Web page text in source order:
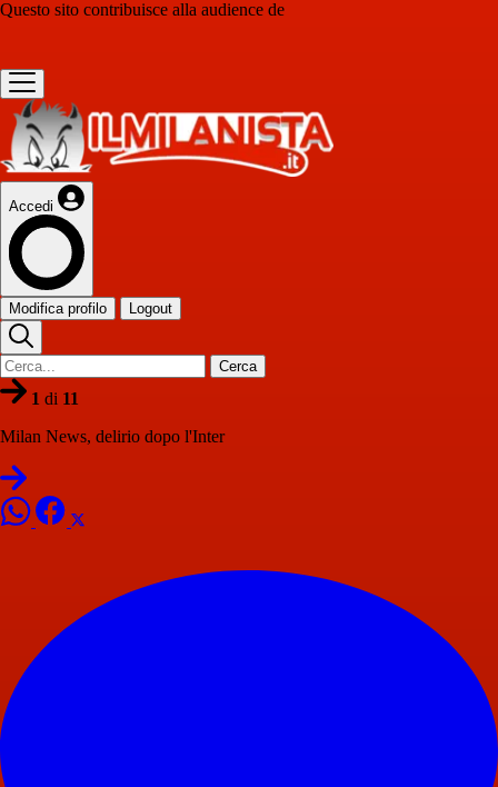
Questo sito contribuisce alla audience de
Accedi
Modifica profilo Logout
Cerca
1 di 11
Milan News, delirio dopo l'Inter